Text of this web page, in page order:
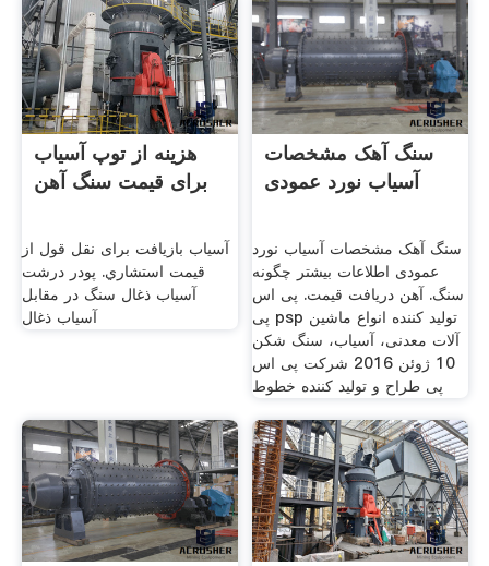
هزینه از توپ آسیاب
برای قیمت سنگ آهن
آسیاب بازیافت برای نقل قول از
قیمت استشاري. پودر درشت
آسیاب ذغال سنگ در مقابل
آسیاب ذغال
سنگ آهک مشخصات
آسیاب نورد عمودی
سنگ آهک مشخصات آسیاب نورد
عمودی اطلاعات بیشتر چگونه
سنگ. آهن دریافت قیمت. پی اس
پی psp تولید کننده انواع ماشین
آلات معدنی، آسیاب، سنگ شکن
10 ژوئن 2016 شرکت پی اس
پی طراح و تولید کننده خطوط